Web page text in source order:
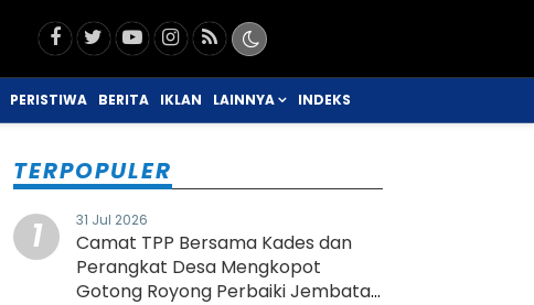
PERISTIWA BERITA IKLAN LAINNYA INDEKS
TERPOPULER
1 31 Jul 2026
Camat TPP Bersama Kades dan
Perangkat Desa Mengkopot
Gotong Royong Perbaiki Jembatan